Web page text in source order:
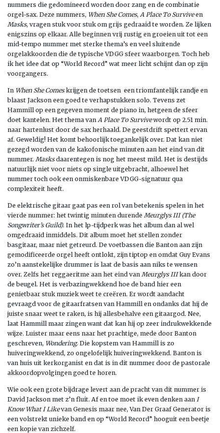
nummers die gedomineerd worden door zang en de combinatie
orgel-sax. Deze nummers, When She Comes, A Place To Surviveen
Masks, vragen stuk voor stuk om grijs gedraaid te worden. Ze lijken
enigszins op elkaar. Alle beginnen vrij rustig en groeien uit tot een
mid-tempo nummer met sterke thema’s en veel sluitende
orgelakkoorden die de typische VDGG sfeer waarborgen. Toch heb
ik het idee dat op “World Record” wat meer licht schijnt dan op zijn
voorgangers.
In When She Comeskrijgen de toetsen een triomfantelijk randje en
blaast Jackson een goed te verhapstukken solo. Tevens zet
Hammill op een gegeven moment de piano in, hetgeen de sfeer
doet kantelen. Het thema van A Place To Survivewordt op 2.51 min.
naar hartenlust door de sax herhaald. De geestdrift spettert ervan
af. Geweldig! Het komt behoorlijk toegankelijk over. Dat kan niet
gezegd worden van de kakofonische minuten aan het eind van dit
nummer. Masksdaarentegen is nog het meest mild. Het is destijds
natuurlijk niet voor niets op single uitgebracht, alhoewel het
nummer toch ook een onmiskenbare VDGG-signatuur qua
complexiteit heeft.
De elektrische gitaar gaat pas een rol van betekenis spelen in het
vierde nummer: het twintig minuten durende Meurglys III (The
Songwriter’s Guild). In het lp-tijdperk was het album dan al wel
omgedraaid inmiddels. Dit album moet het stellen zonder
basgitaar, maar niet getreurd. De voetbassen die Banton aan zijn
gemodificeerde orgel heeft ontlokt, zijn tiptop en omdat Guy Evans
zo’n aanstekelijke drummer is laat de basis aan niks te wensen
over. Zelfs het reggaeritme aan het eind van Meurglys IIIkan door
de beugel. Het is verbazingwekkend hoe de band hier een
genietbaar stuk muziek weet te creëren. Er wordt aandacht
gevraagd voor de gitaarfratsen van Hammill en ondanks dat hij de
juiste snaar weet te raken, is hij allesbehalve een gitaargod. Nee,
laat Hammill maar zingen want dat kan hij op zeer indrukwekkende
wijze. Luister maar eens naar het prachtige, mede door Banton
geschreven, Wondering. Die kopstem van Hammill is zo
huiveringwekkend, zo ongelofelijk huiveringwekkend. Banton is
van huis uit kerkorganist en dat is in dit nummer door de pastorale
akkoordopvolgingen goed te horen.
Wie ook een grote bijdrage levert aan de pracht van dit nummer is
David Jackson met z’n fluit. Af en toe moet ik even denken aan I
Know What I Likevan Genesis maar nee, Van Der Graaf Generator is
een volstrekt unieke band en op “World Record” hooguit een beetje
een kopie van zichzelf.